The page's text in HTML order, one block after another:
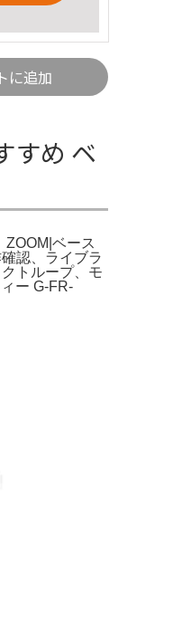
に追加
すめ ベ
ベース
認、ライブラ
トループ、モ
ー G-FR-